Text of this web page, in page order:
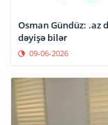
Osman Gündüz:
dəyişə bilər
09-06-2026